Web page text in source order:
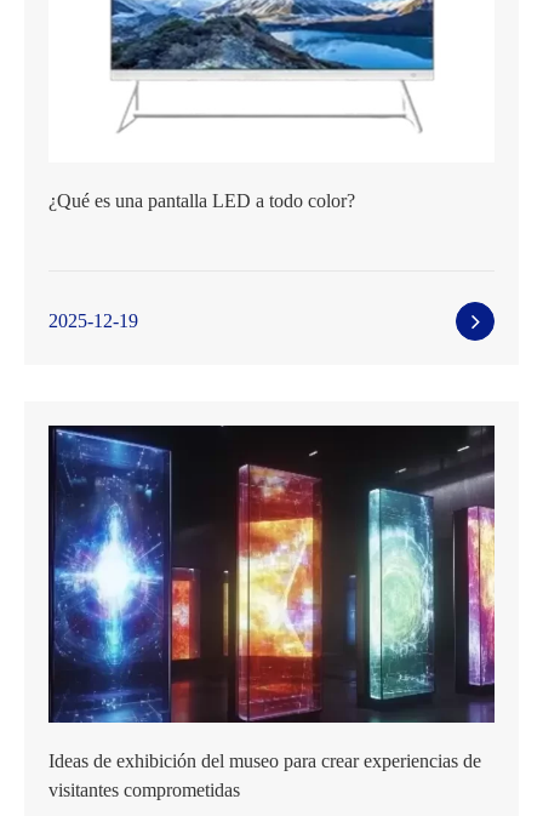
¿Qué es una pantalla LED a todo color?
2025-12-19
Ideas de exhibición del museo para crear experiencias de
visitantes comprometidas